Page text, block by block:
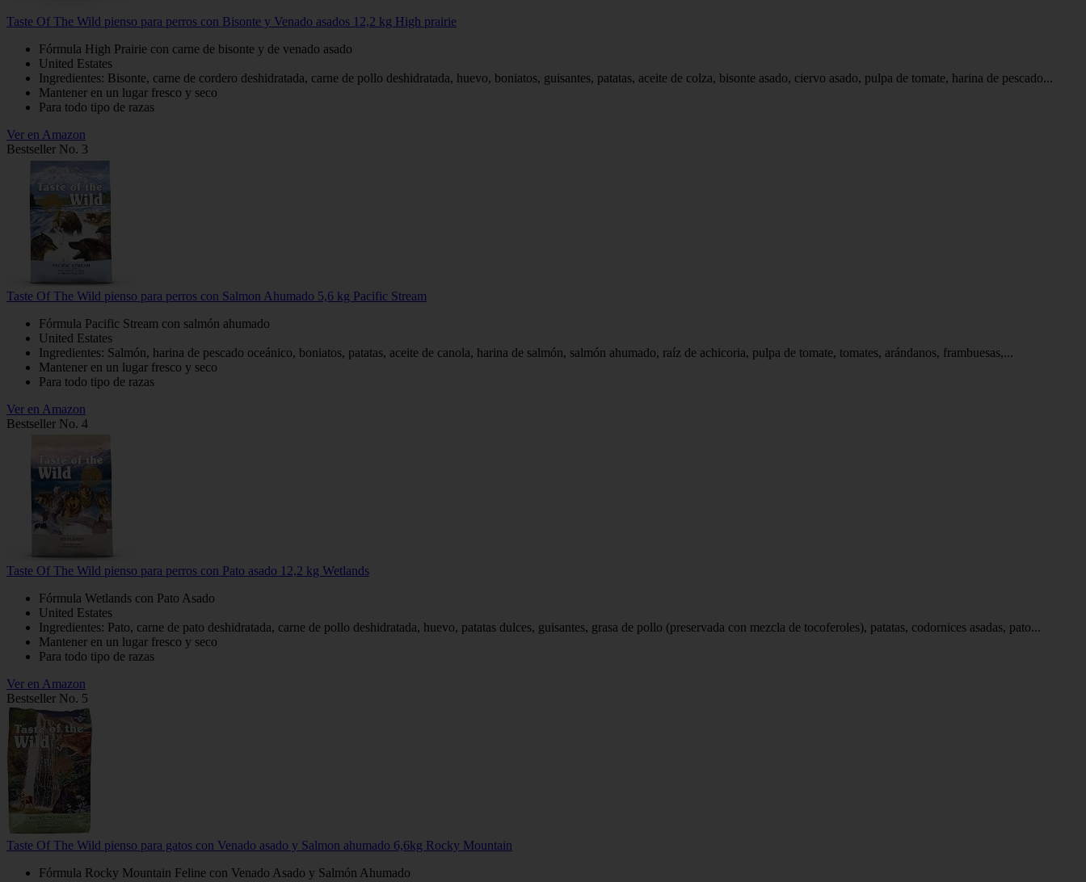
Taste Of The Wild pienso para perros con Bisonte y Venado asados 12,2 kg High prairie
Fórmula High Prairie con carne de bisonte y de venado asado
United Estates
Ingredientes: Bisonte, carne de cordero deshidratada, carne de pollo deshidratada, huevo, boniatos, guisantes, patatas, aceite de colza, bisonte asado, ciervo asado, pulpa de tomate, harina de pescado...
Mantener en un lugar fresco y seco
Para todo tipo de razas
Ver en Amazon
Bestseller No. 3
Taste Of The Wild pienso para perros con Salmon Ahumado 5,6 kg Pacific Stream
Fórmula Pacific Stream con salmón ahumado
United Estates
Ingredientes: Salmón, harina de pescado oceánico, boniatos, patatas, aceite de canola, harina de salmón, salmón ahumado, raíz de achicoria, pulpa de tomate, tomates, arándanos, frambuesas,...
Mantener en un lugar fresco y seco
Para todo tipo de razas
Ver en Amazon
Bestseller No. 4
Taste Of The Wild pienso para perros con Pato asado 12,2 kg Wetlands
Fórmula Wetlands con Pato Asado
United Estates
Ingredientes: Pato, carne de pato deshidratada, carne de pollo deshidratada, huevo, patatas dulces, guisantes, grasa de pollo (preservada con mezcla de tocoferoles), patatas, codornices asadas, pato...
Mantener en un lugar fresco y seco
Para todo tipo de razas
Ver en Amazon
Bestseller No. 5
Taste Of The Wild pienso para gatos con Venado asado y Salmon ahumado 6,6kg Rocky Mountain
Fórmula Rocky Mountain Feline con Venado Asado y Salmón Ahumado